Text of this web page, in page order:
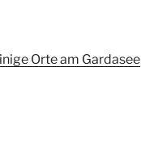
Orte am Gardasee